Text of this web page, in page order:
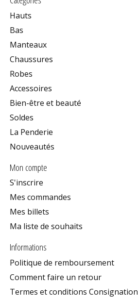
Hauts
Bas
Manteaux
Chaussures
Robes
Accessoires
Bien-être et beauté
Soldes
La Penderie
Nouveautés
Mon compte
S'inscrire
Mes commandes
Mes billets
Ma liste de souhaits
Informations
Politique de remboursement
Comment faire un retour
Termes et conditions Consignation